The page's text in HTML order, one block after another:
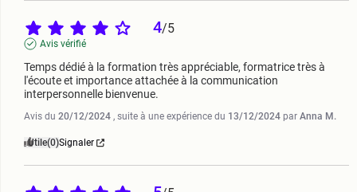
4/5
Avis vérifié
Temps dédié à la formation très appréciable, formatrice très à
l'écoute et importance attachée à la communication
interpersonnelle bienvenue.
Avis du 20/12/2024 , suite à une expérience du 13/12/2024 par Anna M.
Utile(0)Signaler